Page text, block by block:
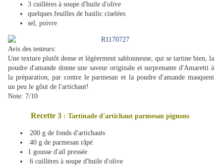
3 cuillères à soupe d'huile d'olive
quelques feuilles de basilic ciselées
sel, poivre
Avis des testeurs:
Une texture plutôt dense et légèerment sablonneuse, qui se tartine bien, la
poudre d'amande donne une saveur originale et surprenante d'Amaretti à
la préparation, par contre le parmesan et la poudre d'amande masquent
un peu le gôut de l'artichaut!
Note: 7/10
Recette 3 : Tartinade d'artichaut parmesan pignons
200 g de fonds d'artichauts
40 g de parmesan râpé
1 gousse d'ail pressée
6 cuillères à soupe d'huile d'olive